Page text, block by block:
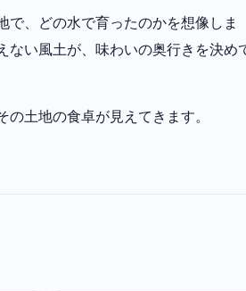
、どの水で育ったのかを想像しま
い風土が、味わいの奥行きを決め
土地の食卓が見えてきます。